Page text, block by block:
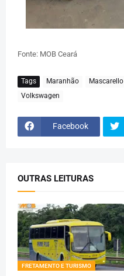
Fonte: MOB Ceará
Tags Maranhão Mascarello
Volkswagen
Facebook
OUTRAS LEITURAS
FRETAMENTO E TURISMO